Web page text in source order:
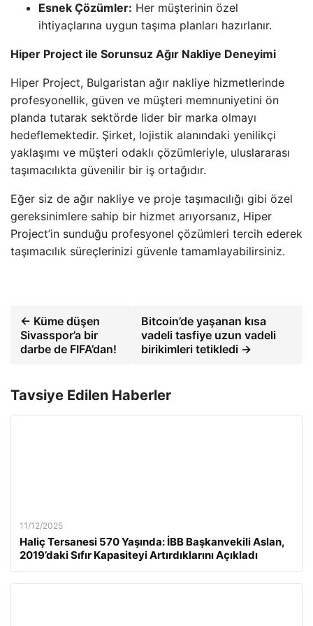
Esnek Çözümler: Her müşterinin özel
ihtiyaçlarına uygun taşıma planları hazırlanır.
Hiper Project ile Sorunsuz Ağır Nakliye Deneyimi
Hiper Project, Bulgaristan ağır nakliye hizmetlerinde
profesyonellik, güven ve müşteri memnuniyetini ön
planda tutarak sektörde lider bir marka olmayı
hedeflemektedir. Şirket, lojistik alanındaki yenilikçi
yaklaşımı ve müşteri odaklı çözümleriyle, uluslararası
taşımacılıkta güvenilir bir iş ortağıdır.
Eğer siz de ağır nakliye ve proje taşımacılığı gibi özel
gereksinimlere sahip bir hizmet arıyorsanız, Hiper
Project’in sunduğu profesyonel çözümleri tercih ederek
taşımacılık süreçlerinizi güvenle tamamlayabilirsiniz.
← Küme düşen
Sivasspor’a bir
darbe de FIFA’dan!
Bitcoin’de yaşanan kısa
vadeli tasfiye uzun vadeli
birikimleri tetikledi →
Tavsiye Edilen Haberler
11/12/2025
Haliç Tersanesi 570 Yaşında: İBB Başkanvekili Aslan,
2019’daki Sıfır Kapasiteyi Artırdıklarını Açıkladı